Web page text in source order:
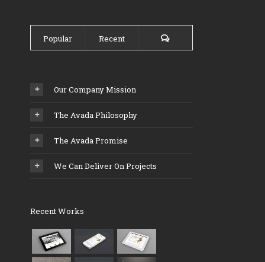
Popular Recent
Our Company Mission
The Avada Philosophy
The Avada Promise
We Can Deliver On Projects
Recent Works